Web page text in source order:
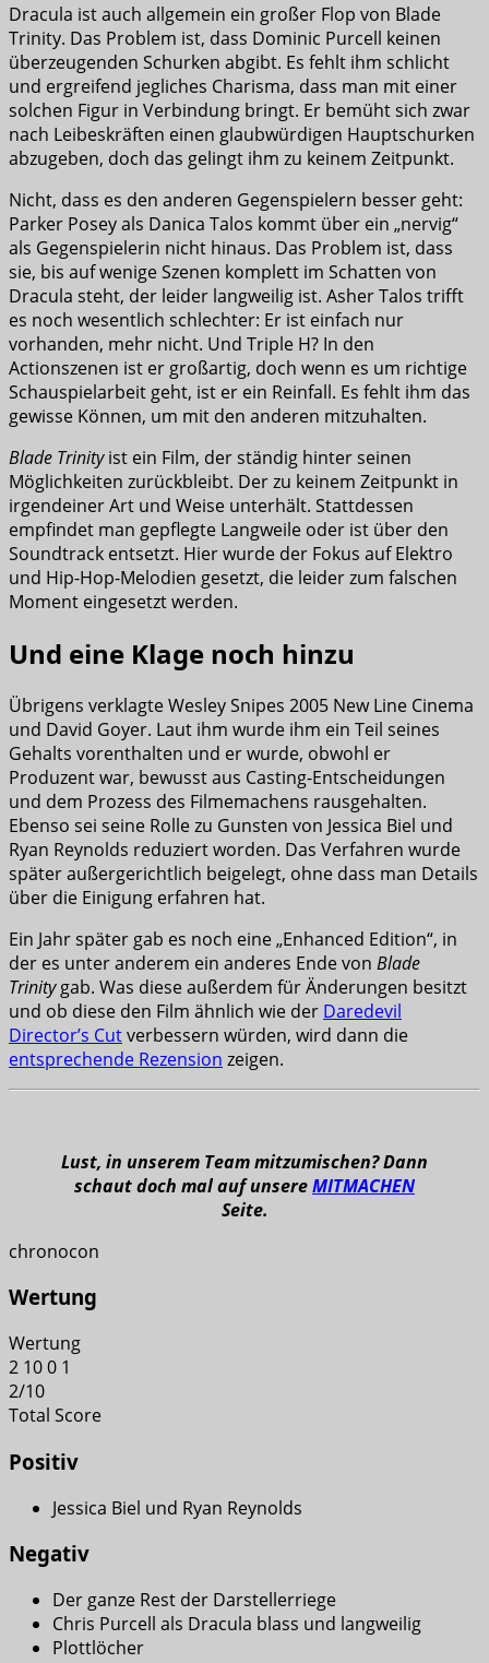
Dracula ist auch allgemein ein großer Flop von Blade
Trinity. Das Problem ist, dass Dominic Purcell keinen
überzeugenden Schurken abgibt. Es fehlt ihm schlicht
und ergreifend jegliches Charisma, dass man mit einer
solchen Figur in Verbindung bringt. Er bemüht sich zwar
nach Leibeskräften einen glaubwürdigen Hauptschurken
abzugeben, doch das gelingt ihm zu keinem Zeitpunkt.
Nicht, dass es den anderen Gegenspielern besser geht:
Parker Posey als Danica Talos kommt über ein „nervig“
als Gegenspielerin nicht hinaus. Das Problem ist, dass
sie, bis auf wenige Szenen komplett im Schatten von
Dracula steht, der leider langweilig ist. Asher Talos trifft
es noch wesentlich schlechter: Er ist einfach nur
vorhanden, mehr nicht. Und Triple H? In den
Actionszenen ist er großartig, doch wenn es um richtige
Schauspielarbeit geht, ist er ein Reinfall. Es fehlt ihm das
gewisse Können, um mit den anderen mitzuhalten.
Blade Trinityist ein Film, der ständig hinter seinen
Möglichkeiten zurückbleibt. Der zu keinem Zeitpunkt in
irgendeiner Art und Weise unterhält. Stattdessen
empfindet man gepflegte Langweile oder ist über den
Soundtrack entsetzt. Hier wurde der Fokus auf Elektro
und Hip-Hop-Melodien gesetzt, die leider zum falschen
Moment eingesetzt werden.
Und eine Klage noch hinzu
Übrigens verklagte Wesley Snipes 2005 New Line Cinema
und David Goyer. Laut ihm wurde ihm ein Teil seines
Gehalts vorenthalten und er wurde, obwohl er
Produzent war, bewusst aus Casting-Entscheidungen
und dem Prozess des Filmemachens rausgehalten.
Ebenso sei seine Rolle zu Gunsten von Jessica Biel und
Ryan Reynolds reduziert worden. Das Verfahren wurde
später außergerichtlich beigelegt, ohne dass man Details
über die Einigung erfahren hat.
Ein Jahr später gab es noch eine „Enhanced Edition“, in
der es unter anderem ein anderes Ende von Blade
Trinitygab. Was diese außerdem für Änderungen besitzt
und ob diese den Film ähnlich wie der Daredevil
Director’s Cutverbessern würden, wird dann die
entsprechende Rezension zeigen.
Lust, in unserem Team mitzumischen? Dann
schaut doch mal auf unsereMITMACHEN
Seite.
chronocon
Wertung
Wertung
2 100 1
2/10
Total Score
Positiv
Jessica Biel und Ryan Reynolds
Negativ
Der ganze Rest der Darstellerriege
Chris Purcell als Dracula blass und langweilig
Plottlöcher